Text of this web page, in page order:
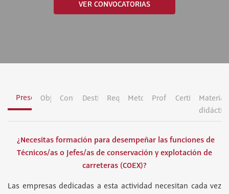
VER CONVOCATORIAS
Presentación
ObjetivosContenidosDestinatariosRequisitosMetodologíaProfesoradoCertificación
Material
¿Necesitas formación para desempeñar las funciones de
Técnicos/as o Jefes/as de conservación y explotación de
carreteras (COEX)?
Las empresas dedicadas a esta actividad necesitan cada vez